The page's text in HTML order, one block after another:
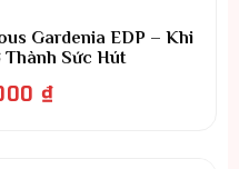
Gardenia EDP – Khi
Thành Sức Hút
₫